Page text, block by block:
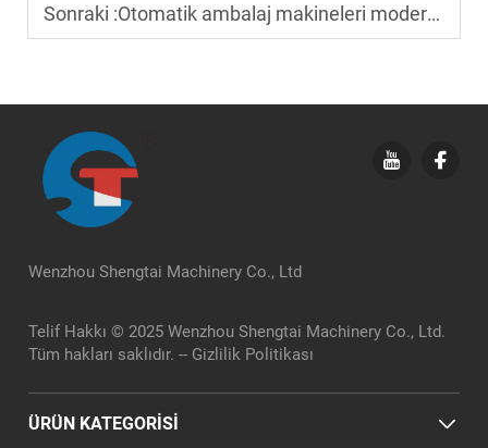
Sonraki :Otomatik ambalaj makineleri modern tesisler için neden gereklidir?
Wenzhou Shengtai Machinery Co., Ltd
Telif Hakkı © 2025 Wenzhou Shengtai Machinery Co., Ltd.
Tüm hakları saklıdır. -- Gizlilik Politikası
ÜRÜN KATEGORİSİ